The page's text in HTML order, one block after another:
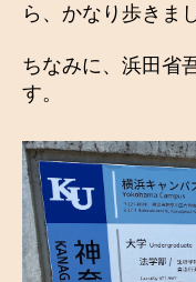
ら、かなり歩きま
ちなみに、浜田省
す。